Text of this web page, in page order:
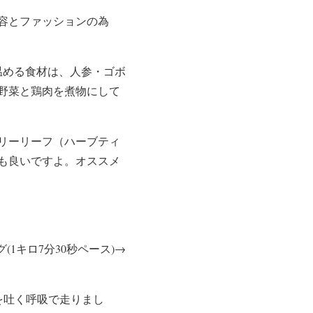
とファッションの為
る食材は、人参・ゴボ
菜と鶏肉を煮物にして
ーリーフ（ハーブティ
良いですよ。オススメ
(1キロ7分30秒ペース)→
く呼吸で走りまし